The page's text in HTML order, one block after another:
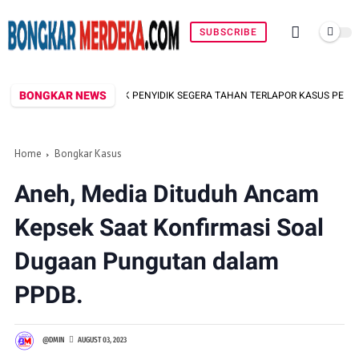
SUBSCRIBE
BONGKAR NEWS
PENYIDIK SEGERA TAHAN TERLAPOR KASUS PENGEROYOKAN
Home Bongkar Kasus
Aneh, Media Dituduh Ancam
Kepsek Saat Konfirmasi Soal
Dugaan Pungutan dalam
PPDB.
@DMIN AUGUST 03, 2023